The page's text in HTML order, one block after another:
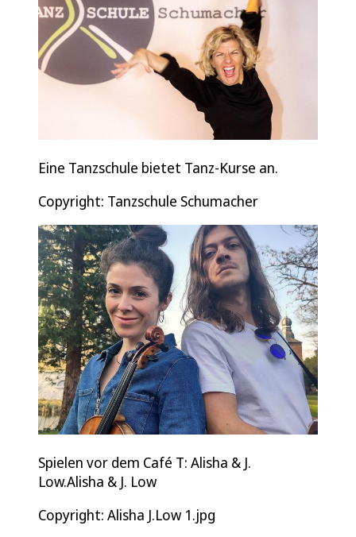
Eine Tanzschule bietet Tanz-Kurse an.
Copyright: Tanzschule Schumacher
Spielen vor dem Café T: Alisha & J.
Low.Alisha & J. Low
Copyright: Alisha J.Low 1.jpg